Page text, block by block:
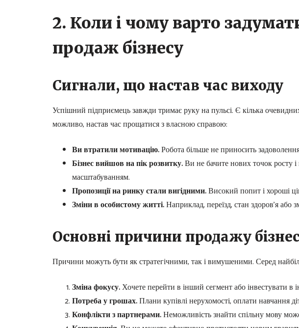
2. Коли і чому варто
продаж бізнесу
Сигнали, що настав час виходу
Успішний підприємець завжди тримає руку на пульсі. Є кілька
можливо, настав час прощатися з власною справою:
Ви втратили мотивацію.Робота більше не приносить
Бізнес вийшов на пік розвитку.Ви не бачите нових точок росту і
масштабуванням.
Пропозиції на ринку стали вигідними.Високий попит і хороші
Зміни в особистому житті.Наприклад, переїзд, стан здоров’я або
Основні причини продажу
Причини можуть бути як стратегічними, так і вимушеними. Серед
Зміна фокусу.Хочете перейти в інший сегмент або інвестувати в
Потреба у грошах.Плани купівлі нерухомості, оплати навчання
Конфлікти з партнерами.Неможливість знайти спільну мову